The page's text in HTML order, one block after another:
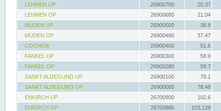
LEHMEN UP
26900700
20.37
LEHMEN OP
26900680
21.04
MÜDEN UP
26900500
36.8
MÜDEN OP
26900480
37.47
COCHEM
26900400
51.6
FANKEL UP
26900300
58.9
FANKEL OP
26900280
59.7
SANKT ALDEGUND UP
26900100
78.1
SANKT ALDEGUND OP
26900080
78.48
ENKIRCH UP
26700900
102.6
ENKIRCH OP
26700880
103.128